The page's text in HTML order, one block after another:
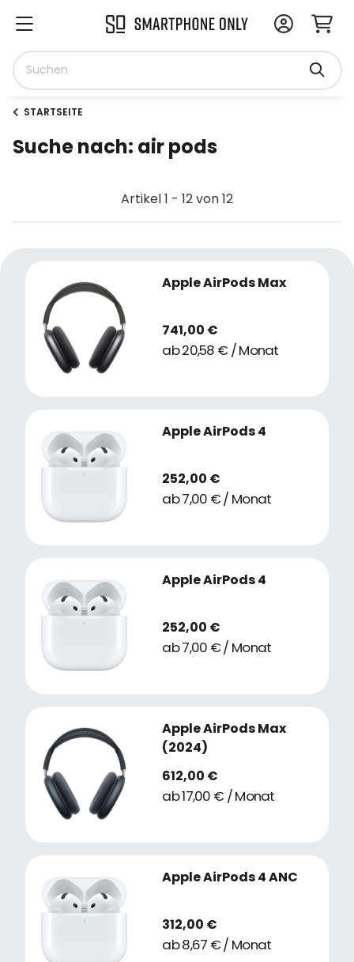
STARTSEITE
Suche nach: air pods
Artikel 1 - 12 von 12
Apple AirPods Max
741,00 €
ab 20,58 € / Monat
Apple AirPods 4
252,00 €
ab 7,00 € / Monat
Apple AirPods 4
252,00 €
ab 7,00 € / Monat
Apple AirPods Max
(2024)
612,00 €
ab 17,00 € / Monat
Apple AirPods 4 ANC
312,00 €
ab 8,67 € / Monat